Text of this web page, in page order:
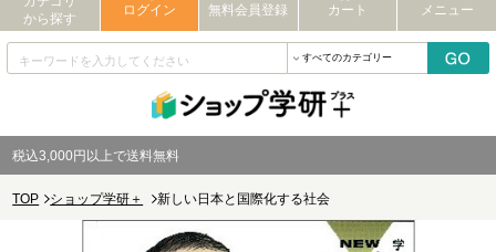
から探す
ログイン 無料会員登録 カート メニュー
税込3,000円以上で送料無料
TOP ショップ学研＋ 新しい日本と国際化する社会